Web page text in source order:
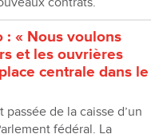
: « Nous voulons
et les ouvrières
centrale dans le
passée de la caisse d’un
fédéral. La